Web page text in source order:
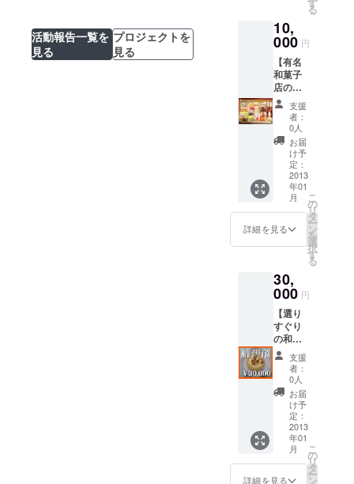
活動報告一覧を
見る
プロジェクトを
見る
ジェス
トＤＶ
Ｄの送
付 ■和
菓子甲
子園決
勝観覧
権 ※通
常、和
菓子甲
子園は
一般公
開され
ており
ません
が、支
援者様
をお付
けしま
す。高
校生達
の本気
の和菓
子作り
をせひ
直接ご
覧に
なって
下さ
い。
る
10,
000 円
【有名
和菓子
店の和
菓子詰
め合わ
せをお
付けし
す！】
■ お礼
のメー
ル ■青
年クラ
ブＨ
Ｐ・Ｆ
Ｂにお
掲載
■開催報
告書と
ダイ
ジェス
トＤＶ
Ｄの送
付 ■和
菓子甲
子園決
勝観覧
権 ■
大阪の
名店！
和菓子
詰め合
わせ
支援
者：
0人
お届
け予
定：
2013
年01
月
詳細を見る
こ
の
リ
タ
ー
ン
を
選
択
す
る
30,
000 円
【選り
すぐり
の和菓
子職人
の作る
オリジ
ナル和
菓子・
オリジ
ナルＴ
シャツ
の進
呈】 ■
お礼
支援
者：
0人
お届
け予
定：
2013
年01
月
詳細を見る
こ
の
リ
タ
ー
ン